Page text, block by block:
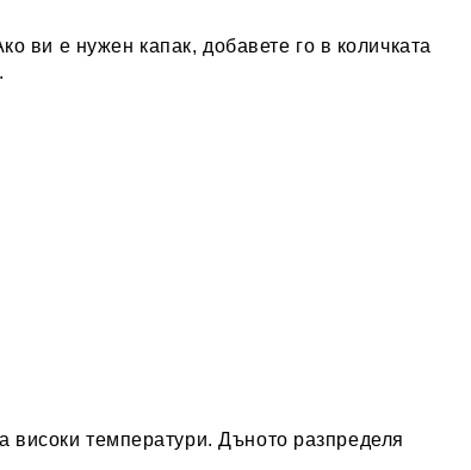
ви е нужен капак, добавете го в количката
високи температури. Дъното разпределя